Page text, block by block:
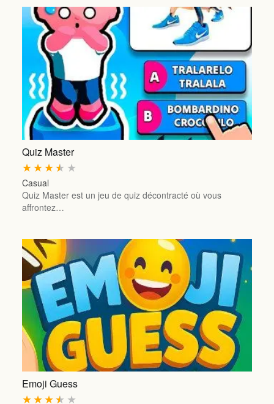
Quiz Master
★
★
★
★
★
Casual
Quiz Master est un jeu de quiz décontracté où vous
affrontez…
Emoji Guess
★
★
★
★
★